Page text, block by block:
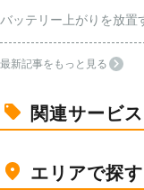
バッテリー上がりを放
最新記事をもっと見る
関連サービス
エリアで探す